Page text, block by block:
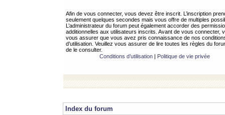
Afin de vous connecter, vous devez être inscrit. L’inscription
seulement quelques secondes mais vous offre de multiples
L’administrateur du forum peut également accorder des
additionnelles aux utilisateurs inscrits. Avant de vous connecter,
vous assurer que vous avez pris connaissance de nos
d’utilisation. Veuillez vous assurer de lire toutes les règles du
de le consulter.
Conditions d’utilisation| Politique de vie privée
Index du forum